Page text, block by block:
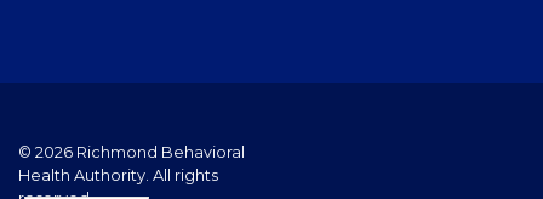
© 2026 Richmond Behavioral
Health Authority. All rights